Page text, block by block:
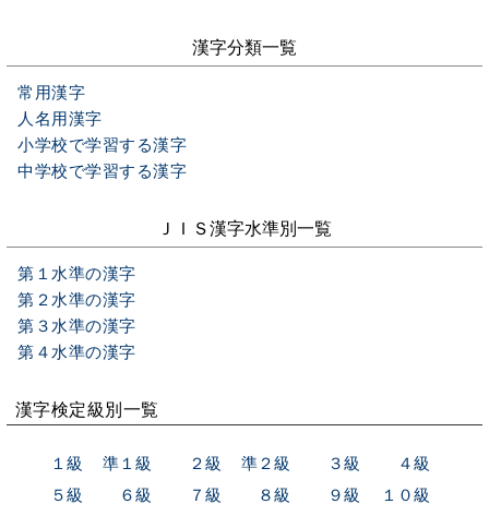
漢字分類一覧
常用漢字
人名用漢字
小学校で学習する漢字
中学校で学習する漢字
ＪＩＳ漢字水準別一覧
第１水準の漢字
第２水準の漢字
第３水準の漢字
第４水準の漢字
漢字検定級別一覧
１級 準１級 ２級 準２級 ３級
４級
５級
６級 ７級 ８級 ９級 １０級